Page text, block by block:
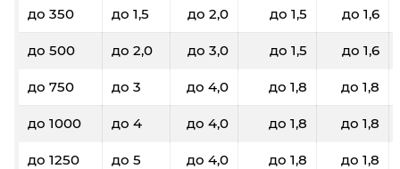
до 350 до 1,5 до 2,0 до 1,5 до 1,6
до 500 до 2,0 до 3,0 до 1,5 до 1,6
до 750 до 3 до 4,0 до 1,8 до 1,8
до 1000 до 4 до 4,0 до 1,8 до 1,8
до 1250 до 5 до 4,0 до 1,8 до 1,8